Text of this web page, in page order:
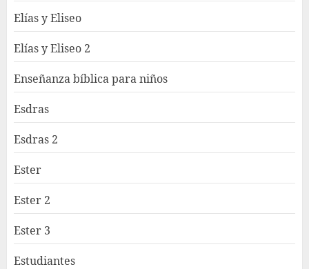
Elías y Eliseo
Elías y Eliseo 2
Enseñanza bíblica para niños
Esdras
Esdras 2
Ester
Ester 2
Ester 3
Estudiantes